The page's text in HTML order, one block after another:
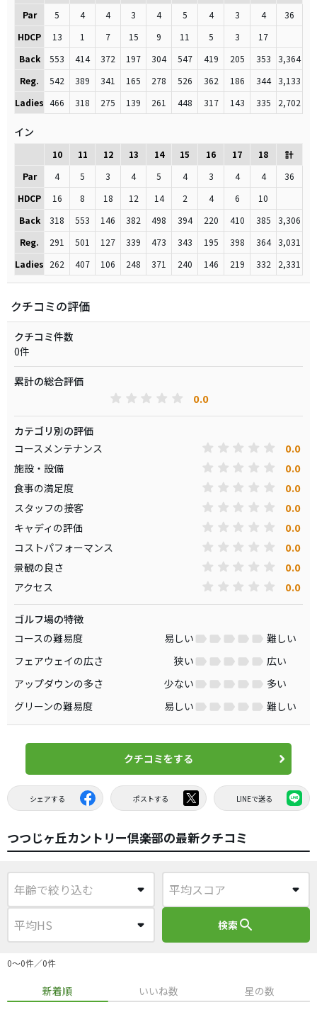
Par
5 4 4 3 4 5 4 3 4
36
HDCP
13 1 7 15 9 11 5 3
17
Back
553 414 372 197 304 547 419 205 353
3,364
Reg.
542 389 341 165 278 526 362 186 344
3,133
Ladies 466 318 275 139 261 448 317 143 335 2,702
イン
10 11 12 13 14 15 16 17 18
計
Par
4 5 3 4 5 4 3 4 4
36
HDCP
16 8 18 12 14 2 4 6
10
Back
318 553 146 382 498 394 220 410 385
3,306
Reg.
291 501 127 339 473 343 195 398 364
3,031
Ladies 262 407 106 248 371 240 146 219 332 2,331
クチコミの評価
クチコミ件数
0件
累計の総合評価
0.0
カテゴリ別の評価
コースメンテナンス
0.0
施設・設備 0.0
食事の満足度 0.0
スタッフの接客 0.0
キャディの評価 0.0
コストパフォーマンス 0.0
景観の良さ 0.0
アクセス 0.0
ゴルフ場の特徴
コースの難易度
易しい
難しい
フェアウェイの広さ
狭い
広い
アップダウンの多さ
少ない
多い
グリーンの難易度
易しい 難しい
クチコミをする
シェアする ポストする LINEで送る
つつじヶ丘カントリー倶楽部の最新クチコミ
検索search
0〜0件／0件
新着順 いいね数 星の数